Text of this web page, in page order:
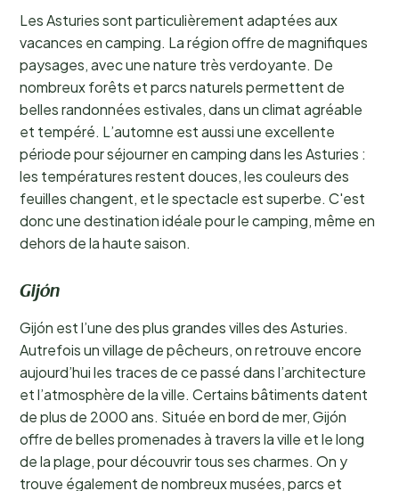
Les Asturies sont particulièrement adaptées aux
vacances en camping. La région offre de magnifiques
paysages, avec une nature très verdoyante. De
nombreux forêts et parcs naturels permettent de
belles randonnées estivales, dans un climat agréable
et tempéré. L’automne est aussi une excellente
période pour séjourner en camping dans les Asturies :
les températures restent douces, les couleurs des
feuilles changent, et le spectacle est superbe. C'est
donc une destination idéale pour le camping, même en
dehors de la haute saison.
Gijón
Gijón est l’une des plus grandes villes des Asturies.
Autrefois un village de pêcheurs, on retrouve encore
aujourd’hui les traces de ce passé dans l’architecture
et l’atmosphère de la ville. Certains bâtiments datent
de plus de 2000 ans. Située en bord de mer, Gijón
offre de belles promenades à travers la ville et le long
de la plage, pour découvrir tous ses charmes. On y
trouve également de nombreux musées, parcs et